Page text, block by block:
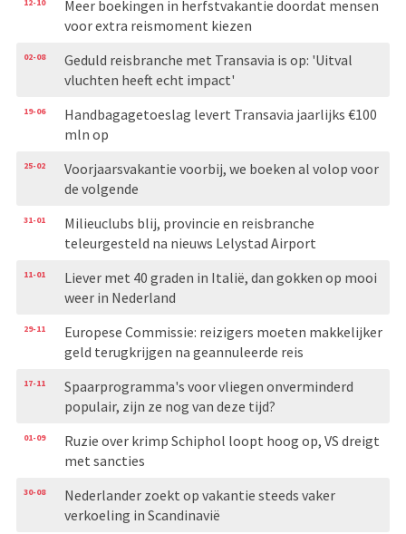
Meer boekingen in herfstvakantie doordat mensen
voor extra reismoment kiezen
02-08
Geduld reisbranche met Transavia is op: 'Uitval
vluchten heeft echt impact'
19-06
Handbagagetoeslag levert Transavia jaarlijks €100
mln op
25-02
Voorjaarsvakantie voorbij, we boeken al volop voor
de volgende
31-01
Milieuclubs blij, provincie en reisbranche
teleurgesteld na nieuws Lelystad Airport
11-01
Liever met 40 graden in Italië, dan gokken op mooi
weer in Nederland
29-11
Europese Commissie: reizigers moeten makkelijker
geld terugkrijgen na geannuleerde reis
17-11
Spaarprogramma's voor vliegen onverminderd
populair, zijn ze nog van deze tijd?
01-09
Ruzie over krimp Schiphol loopt hoog op, VS dreigt
met sancties
30-08
Nederlander zoekt op vakantie steeds vaker
verkoeling in Scandinavië